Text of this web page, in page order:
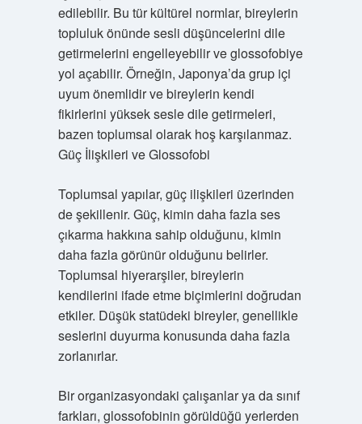
edilebilir. Bu tür kültürel normlar, bireylerin
topluluk önünde sesli düşüncelerini dile
getirmelerini engelleyebilir ve glossofobiye
yol açabilir. Örneğin, Japonya’da grup içi
uyum önemlidir ve bireylerin kendi
fikirlerini yüksek sesle dile getirmeleri,
bazen toplumsal olarak hoş karşılanmaz.
Güç İlişkileri ve Glossofobi
Toplumsal yapılar, güç ilişkileri üzerinden
de şekillenir. Güç, kimin daha fazla ses
çıkarma hakkına sahip olduğunu, kimin
daha fazla görünür olduğunu belirler.
Toplumsal hiyerarşiler, bireylerin
kendilerini ifade etme biçimlerini doğrudan
etkiler. Düşük statüdeki bireyler, genellikle
seslerini duyurma konusunda daha fazla
zorlanırlar.
Bir organizasyondaki çalışanlar ya da sınıf
farkları, glossofobinin görüldüğü yerlerden